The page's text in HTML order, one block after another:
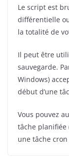
Le script est
différentielle
la totalité de
Il peut être
sauvegarde.
Windows)
début d’une
Vous pouvez
tâche planifiée
une tâche